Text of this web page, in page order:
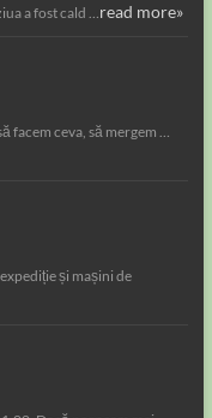
a fost cald …read more»
facem ceva, să mergem …
și mașini de